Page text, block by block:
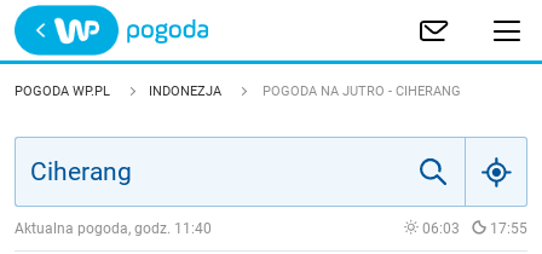
Trwa ładowanie
POLSKA
POGODA WP.PL INDONEZJA POGODA NA JUTRO - CIHERANG
Aktualna pogoda, godz. 11:40 06:03 17:55